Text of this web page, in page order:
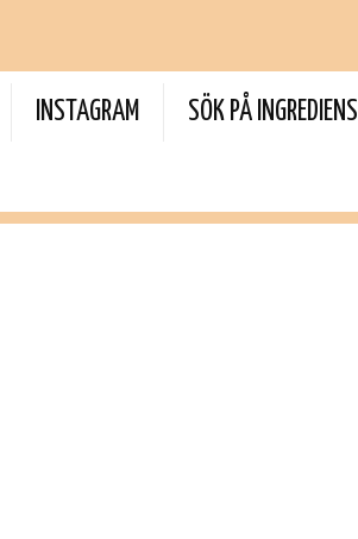
INSTAGRAM SÖK PÅ INGREDIENS